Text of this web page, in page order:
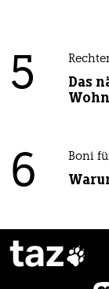
5
Das
6 Boni
taz